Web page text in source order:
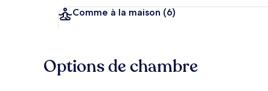
Comme à la maison (6)
Options de chambre